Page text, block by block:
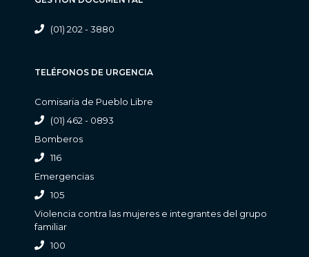
(01) 202 - 3880
TELÉFONOS DE URGENCIA
Comisaria de Pueblo Libre
(01) 462 - 0893
Bomberos
116
Emergencias
105
Violencia contra las mujeres e integrantes del grupo
familiar
100